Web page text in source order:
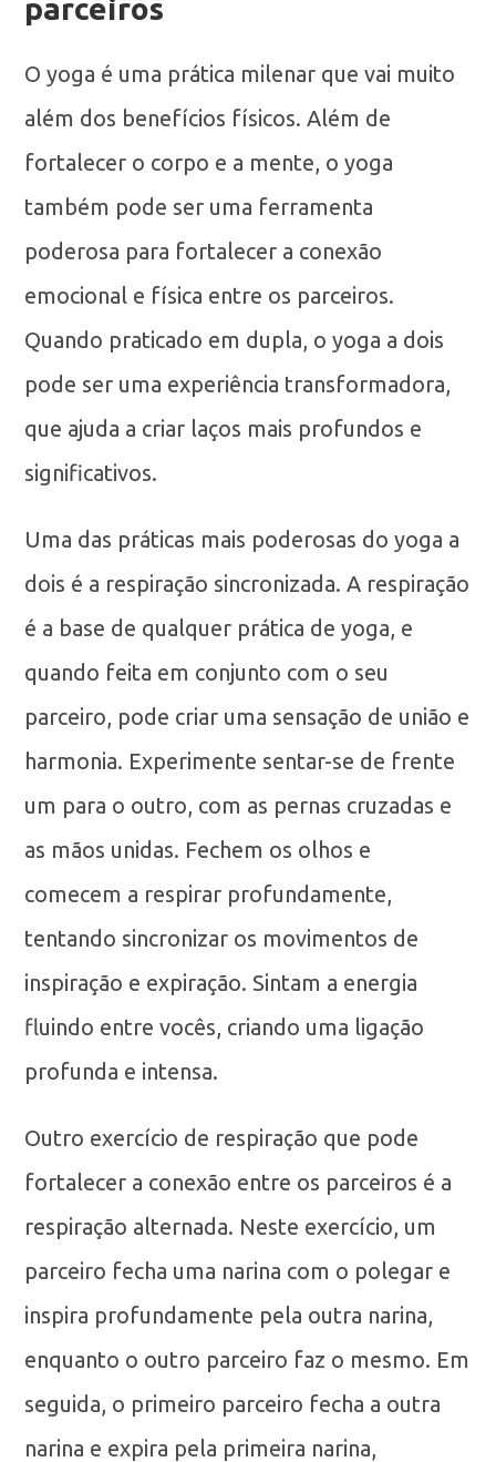
parceiros
O yoga é uma prática milenar que vai muito
além dos benefícios físicos. Além de
fortalecer o corpo e a mente, o yoga
também pode ser uma ferramenta
poderosa para fortalecer a conexão
emocional e física entre os parceiros.
Quando praticado em dupla, o yoga a dois
pode ser uma experiência transformadora,
que ajuda a criar laços mais profundos e
significativos.
Uma das práticas mais poderosas do yoga a
dois é a respiração sincronizada. A respiração
é a base de qualquer prática de yoga, e
quando feita em conjunto com o seu
parceiro, pode criar uma sensação de união e
harmonia. Experimente sentar-se de frente
um para o outro, com as pernas cruzadas e
as mãos unidas. Fechem os olhos e
comecem a respirar profundamente,
tentando sincronizar os movimentos de
inspiração e expiração. Sintam a energia
fluindo entre vocês, criando uma ligação
profunda e intensa.
Outro exercício de respiração que pode
fortalecer a conexão entre os parceiros é a
respiração alternada. Neste exercício, um
parceiro fecha uma narina com o polegar e
inspira profundamente pela outra narina,
enquanto o outro parceiro faz o mesmo. Em
seguida, o primeiro parceiro fecha a outra
narina e expira pela primeira narina,